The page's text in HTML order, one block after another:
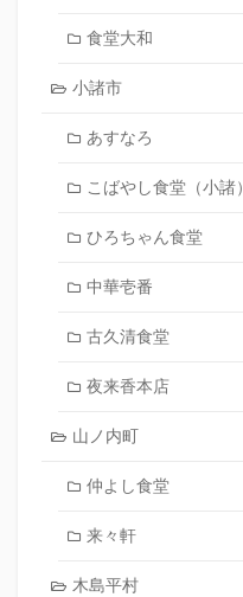
食堂大和
小諸市
あすなろ
こばやし食堂（小諸）
ひろちゃん食堂
中華壱番
古久清食堂
夜来香本店
山ノ内町
仲よし食堂
来々軒
木島平村